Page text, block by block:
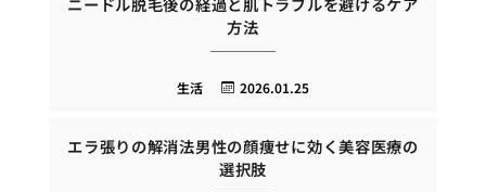
方法
2026.01.25
生活
エラ張りの解消法男性の顔痩せに効く美容医療の
選択肢